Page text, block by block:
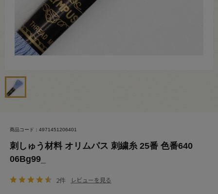
商品コード：4971451206401
刺しゅう材料 オリムパス 刺繍糸 25番 色番640
06Bg99_
2件 レビューを見る